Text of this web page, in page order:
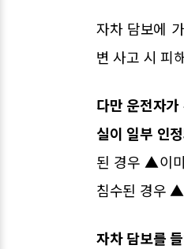
자차 담보에
변 사고 시 피
다만 운전자
실이 일부 인
된 경우 ▲이
침수된 경우
자차 담보를